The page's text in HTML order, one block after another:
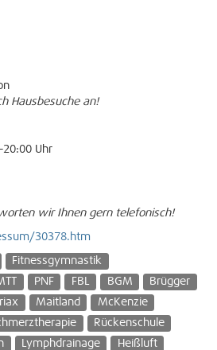
Hausbesuche an!
Uhr
wir Ihnen gern telefonisch!
30378.htm
Fitnessgymnastik
PNF FBL BGM
Brügger
Maitland
McKenzie
Rückenschule
Lymphdrainage Heißluft